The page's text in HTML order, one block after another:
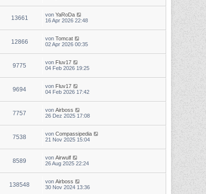
13661 von YaRoDa
16 Apr 2026 22:48
12866 von Tomcat
02 Apr 2026 00:35
9775 von Fluv17
04 Feb 2026 19:25
9694 von Fluv17
04 Feb 2026 17:42
7757 von Airboss
26 Dez 2025 17:08
7538 von Compassipedia
21 Nov 2025 15:04
8589 von Airwulf
26 Aug 2025 22:24
138548 von Airboss
30 Nov 2024 13:36